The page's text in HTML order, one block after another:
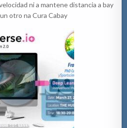
ni a mantene distancia a bay
otro na Cura Cabay